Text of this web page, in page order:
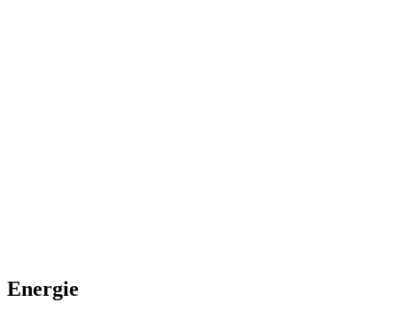
Energie